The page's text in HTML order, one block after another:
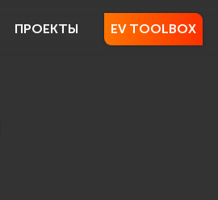
ПРОЕКТЫ EV TOOLBOX